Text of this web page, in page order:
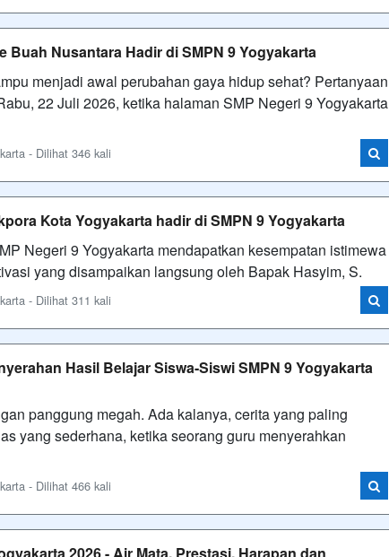
Buah Nusantara Hadir di SMPN 9 Yogyakarta
menjadi awal perubahan gaya hidup sehat? Pertanyaan
22 Juli 2026, ketika halaman SMP Negeri 9 Yogyakarta
- Dilihat 346 kali
Kota Yogyakarta hadir di SMPN 9 Yogyakarta
Negeri 9 Yogyakarta mendapatkan kesempatan istimewa
yang disampaikan langsung oleh Bapak Hasyim, S.
- Dilihat 311 kali
Hasil Belajar Siswa-Siswi SMPN 9 Yogyakarta
panggung megah. Ada kalanya, cerita yang paling
yang sederhana, ketika seorang guru menyerahkan
- Dilihat 466 kali